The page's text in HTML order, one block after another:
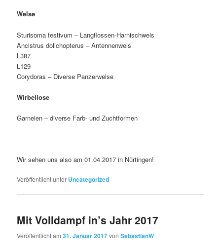
Welse
Sturisoma festivum – Langflossen-Harnischwels
Ancistrus dolichopterus – Antennenwels
L387
L129
Corydoras – Diverse Panzerwelse
Wirbellose
Garnelen – diverse Farb- und Zuchtformen
Wir sehen uns also am 01.04.2017 in Nürtingen!
Veröffentlicht unter Uncategorized
Mit Volldampf in’s Jahr 2017
Veröffentlicht am31. Januar 2017vonSebastianW